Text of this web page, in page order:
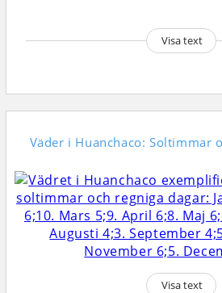
Visa text
Väder i Huanchaco: Soltimmar
Visa text